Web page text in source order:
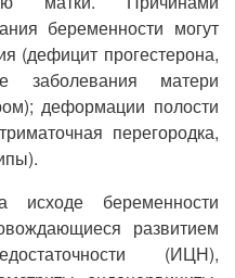
беременности могут
(дефицит прогестерона,
заболевания матери
деформации полости
перегородка,
исходе беременности
развитием
(ИЦН),